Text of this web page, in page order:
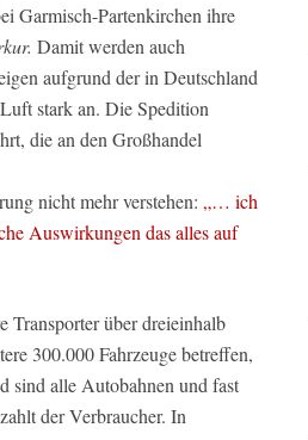
Garmisch-Partenkirchen ihre
Damit werden auch
aufgrund der in Deutschland
stark an. Die Spedition
die an den Großhandel
nicht mehr verstehen: „… ich
Auswirkungen das alles auf
Transporter über dreieinhalb
300.000 Fahrzeuge betreffen,
sind alle Autobahnen und fast
der Verbraucher. In